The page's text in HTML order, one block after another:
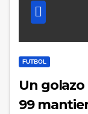
FUTBOL
Un
99